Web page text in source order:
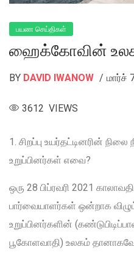
பயண செய்திகள்
ஹைக்கோவின்
BY DAVID IWANOW மார்ச்
3612 VIEWS
1. சிறப்பு உயர்தட்டினரின் நிலை
உறுப்பினர்கள் எவை?
ஒரு 28 பிப்ரவரி 2021
பார்வையாளர்கள் ஒன்றாக
உறுப்பினர்களின்
பூகோளவாதி) உலகம் தானாகவே